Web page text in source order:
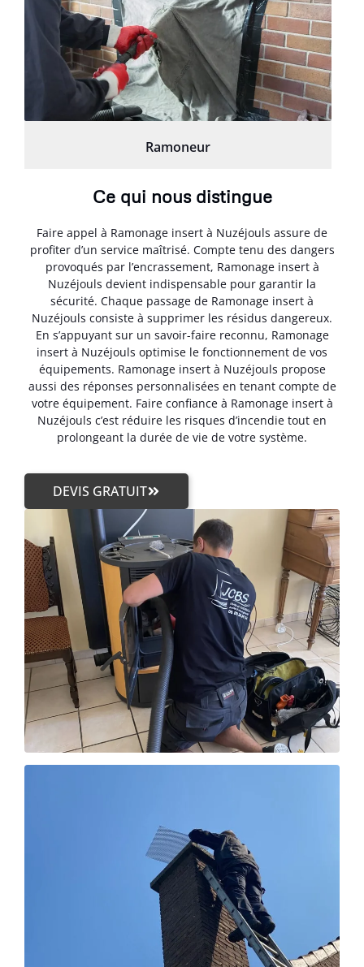
Ramoneur
Ce qui nous distingue
Faire appel à Ramonage insert à Nuzéjouls assure de
profiter d’un service maîtrisé. Compte tenu des dangers
provoqués par l’encrassement, Ramonage insert à
Nuzéjouls devient indispensable pour garantir la
sécurité. Chaque passage de Ramonage insert à
Nuzéjouls consiste à supprimer les résidus dangereux.
En s’appuyant sur un savoir-faire reconnu, Ramonage
insert à Nuzéjouls optimise le fonctionnement de vos
équipements. Ramonage insert à Nuzéjouls propose
aussi des réponses personnalisées en tenant compte de
votre équipement. Faire confiance à Ramonage insert à
Nuzéjouls c’est réduire les risques d’incendie tout en
prolongeant la durée de vie de votre système.
DEVIS GRATUIT